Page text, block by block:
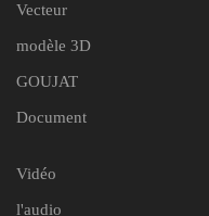
Vecteur
modèle 3D
GOUJAT
Document
Vidéo
l'audio